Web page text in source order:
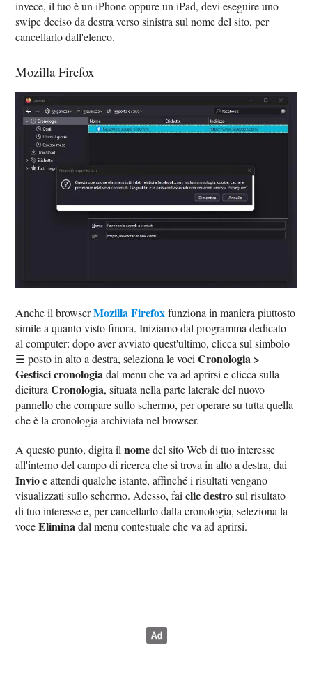
invece, il tuo è un iPhone oppure un iPad, devi eseguire uno
swipe deciso da destra verso sinistra sul nome del sito, per
cancellarlo dall'elenco.
Mozilla Firefox
Anche il browserMozilla Firefoxfunziona in maniera piuttosto
simile a quanto visto finora. Iniziamo dal programma dedicato
al computer: dopo aver avviato quest'ultimo, clicca sul simbolo
☰ posto in alto a destra, seleziona le vociCronologia >
Gestisci cronologia dal menu che va ad aprirsi e clicca sulla
dicituraCronologia, situata nella parte laterale del nuovo
pannello che compare sullo schermo, per operare su tutta quella
che è la cronologia archiviata nel browser.
A questo punto, digita ilnomedel sito Web di tuo interesse
all'interno del campo di ricerca che si trova in alto a destra, dai
Invioe attendi qualche istante, affinché i risultati vengano
visualizzati sullo schermo. Adesso, faiclic destrosul risultato
di tuo interesse e, per cancellarlo dalla cronologia, seleziona la
voceElimina dal menu contestuale che va ad aprirsi.